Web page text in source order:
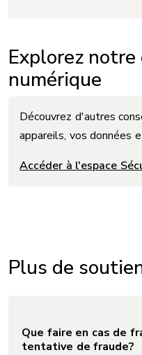
Explorez
numérique
Découvrez d'autres
appareils, vos données
Accéder à l'espace
Plus de
Que faire en cas de
tentative de fraude?